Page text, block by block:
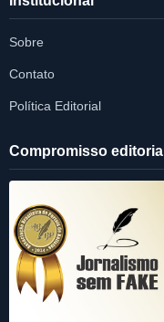
Sobre
Contato
Política Editorial
Compromisso editorial